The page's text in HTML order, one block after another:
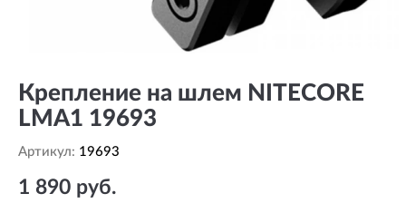
Крепление на шлем NITECORE
LMA1 19693
Артикул: 19693
1 890 руб.